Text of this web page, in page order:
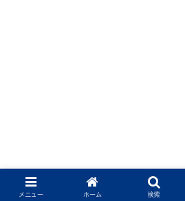
メニュー ホーム 検索